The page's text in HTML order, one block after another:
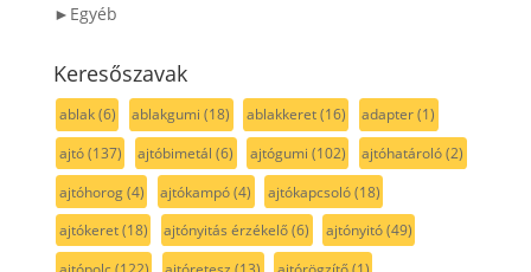
►Egyéb
Keresőszavak
ablak(6) ablakgumi (18) ablakkeret(16) adapter(1)
ajtó(137) ajtóbimetál (6) ajtógumi (102) ajtóhatároló(2)
ajtóhorog(4) ajtókampó(4) ajtókapcsoló(18)
ajtókeret(18) ajtónyitás érzékelő(6) ajtónyitó(49)